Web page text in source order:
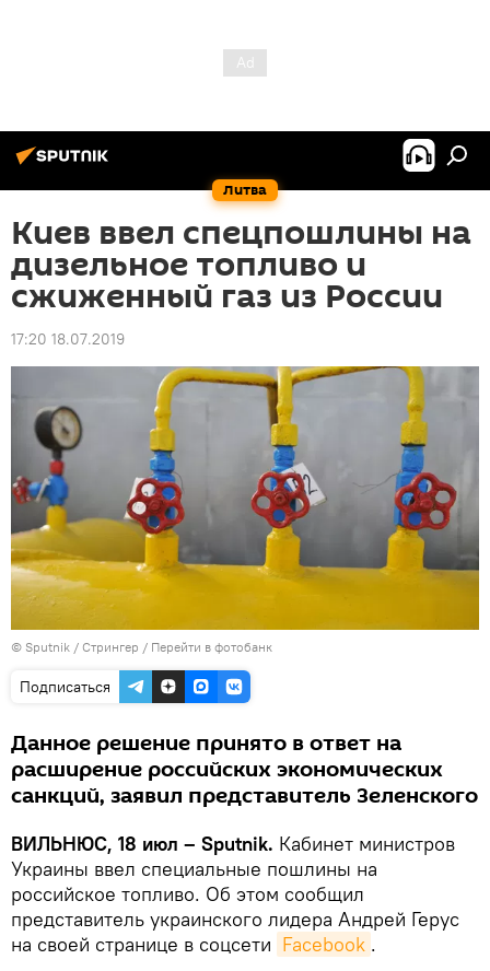
Литва
Киев ввел спецпошлины на
дизельное топливо и
сжиженный газ из России
17:20 18.07.2019
© Sputnik / Стрингер / Перейти в фотобанк
Подписаться
Данное решение принято в ответ на
расширение российских экономических
санкций, заявил представитель Зеленского
ВИЛЬНЮС, 18 июл – Sputnik. Кабинет министров
Украины ввел специальные пошлины на
российское топливо. Об этом сообщил
представитель украинского лидера Андрей Герус
на своей странице в соцсети Facebook .